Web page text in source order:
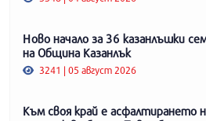
Ново начало за 36 казанлъшки
на Община Казанлък
3241 | 05 август 2026
Към своя край е асфалтирането